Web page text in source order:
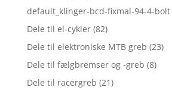
default_klinger-bcd-fixmal-94-4-bolt
Dele til el-cykler (82)
Dele til elektroniske MTB greb (23)
Dele til fælgbremser og -greb (8)
Dele til racergreb (21)